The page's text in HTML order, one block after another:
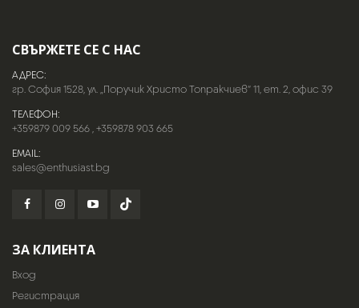
СВЪРЖЕТЕ СЕ С НАС
АДРЕС:
гр. София 1528, ул. „Поручик Христо Топракчиев“ 11, ет. 2, офис 39
ТЕЛЕФОН:
+359879 009 566,+359878 903 665
EMAIL:
sales@enthusiast.bg
ЗА КЛИЕНТА
Вход
Регистрация